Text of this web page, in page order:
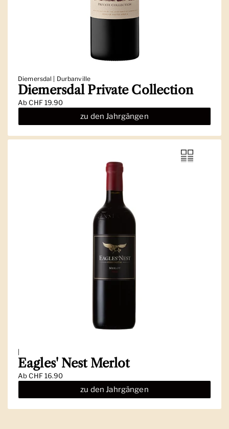
Diemersdal | Durbanville
Diemersdal Private Collection
AbCHF 19.90
zu den Jahrgängen
Eagles' Nest Merlot
AbCHF 16.90
zu den Jahrgängen